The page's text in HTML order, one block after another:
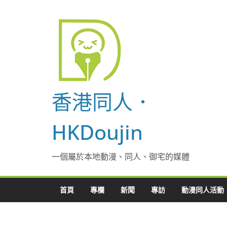
香港同人．
HKDoujin
一個屬於本地動漫、同人、御宅的媒體
首頁 專欄 新聞 專訪 動漫同人活動